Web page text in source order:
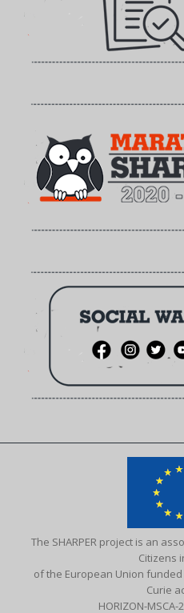
The SHARPER project is an
Citizens
of the European Union
Curie
HORIZON-MSCA-